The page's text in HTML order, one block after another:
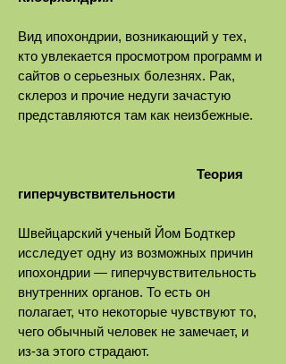
Вид ипохондрии, возникающий у тех,
кто увлекается просмотром программ и
сайтов о серьезных болезнях. Рак,
склероз и прочие недуги зачастую
представляются там как неизбежные.
Теория
гиперчувствительности
Швейцарский ученый Йом Бодткер
исследует одну из возможных причин
ипохондрии — гиперчувствительность
внутренних органов. То есть он
полагает, что некоторые чувствуют то,
чего обычный человек не замечает, и
из-за этого страдают.